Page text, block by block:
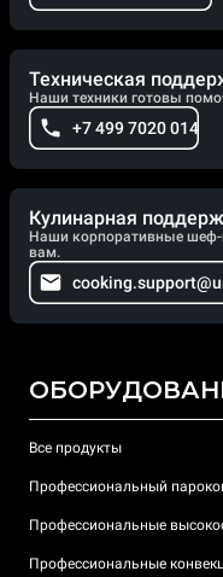
Техническая
Наши техники готовы
+7 499 7020 014
Кулинарная
Наши корпоративные шеф-
вам.
Все продукты
Профессиональный
Профессиональные
Профессиональные